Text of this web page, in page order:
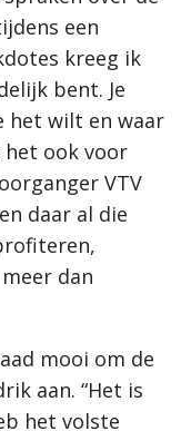
een
kreeg ik
bent. Je
het wilt en waar
ook voor
VTV
daar al die
dan
mooi om de
aan. “Het is
het volste